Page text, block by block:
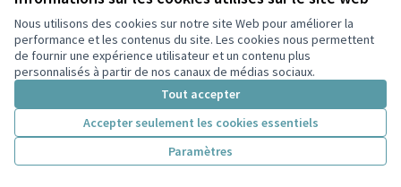
Nous utilisons des cookies sur notre site Web pour améliorer la
performance et les contenus du site. Les cookies nous permettent
de fournir une expérience utilisateur et un contenu plus
personnalisés à partir de nos canaux de médias sociaux.
Tout accepter
Accepter seulement les cookies essentiels
Paramètres